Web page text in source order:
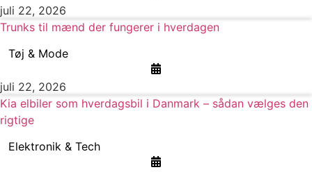
juli 22, 2026
Trunks til mænd der fungerer i hverdagen
Tøj & Mode
juli 22, 2026
Kia elbiler som hverdagsbil i Danmark – sådan vælges den
rigtige
Elektronik & Tech